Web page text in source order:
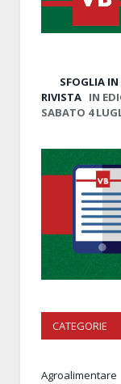
SFOGLIA
RIVISTA IN
SABATO 4
CATEGORIE
Agroalimentare